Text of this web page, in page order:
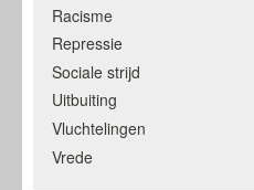
Racisme
Repressie
Sociale strijd
Uitbuiting
Vluchtelingen
Vrede